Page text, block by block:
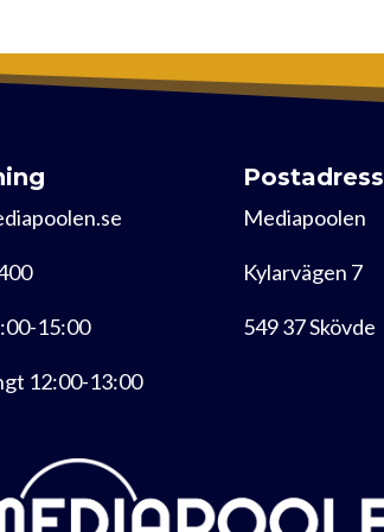
15:00
12:00-13:00
Postadress
Mediapoolen
Kylarvägen 7
549 37 Skövde